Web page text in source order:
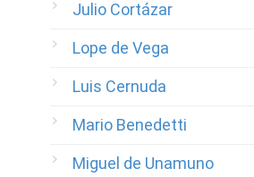
Julio Cortázar
Lope de Vega
Luis Cernuda
Mario Benedetti
Miguel de Unamuno